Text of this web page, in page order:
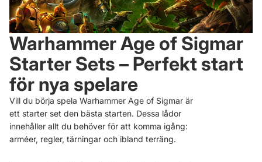
Warhammer Age of Sigmar
Starter Sets – Perfekt start
för nya spelare
Vill du börja spela Warhammer Age of Sigmar är
ett starter set den bästa starten. Dessa lådor
innehåller allt du behöver för att komma igång:
arméer, regler, tärningar och ibland terräng.